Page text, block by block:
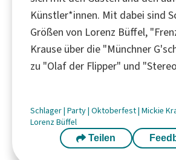
Künstler*innen. Mit dabei sind
Größen von Lorenz Büffel,
Krause über die "Münchner
zu "Olaf der Flipper" und
Schlager| Party| Oktoberfest| Mickie
Lorenz Büffel
Teilen